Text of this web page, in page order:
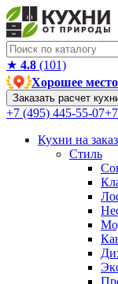
★ 4.8 (101)
Хорошее
Заказать расчет
+7 (495) 445-55-07
Кухни на заказ
Стиль